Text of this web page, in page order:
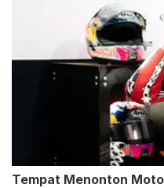
Tempat Menonton